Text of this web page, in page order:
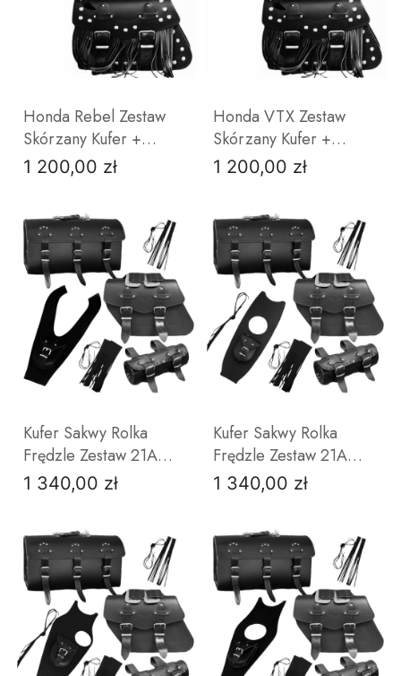
DO KOSZYKA DO KOSZYKA
Honda Rebel Zestaw
Skórzany Kufer +
Sakwy Chopper
Cruiser
Cena
1 200,00 zł
ZOBACZ PRODUKT
ćwieków
ćwiekami
ćwiekami
Honda VTX Zestaw
Skórzany Kufer +
Sakwy Chopper
Cruiser
Cena
1 200,00 zł
ZOBACZ PRODUKT
ćwieków
ćwiekami
ćwiekami
Kufer Sakwy Rolka
Frędzle Zestaw 21A
Junak 131
Cena
1 340,00 zł
DO KOSZYKA
Kufer Sakwy Rolka
Frędzle Zestaw 21A
Junak M11
Cena
1 340,00 zł
DO KOSZYKA